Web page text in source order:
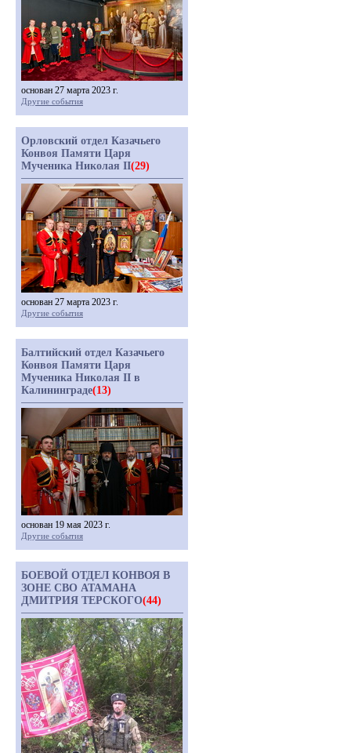
основан 27 марта 2023 г.
Другие события
Орловский отдел Казачьего
Конвоя Памяти Царя
Мученика Николая II(29)
основан 27 марта 2023 г.
Другие события
Балтийский отдел Казачьего
Конвоя Памяти Царя
Мученика Николая II в
Калининграде(13)
основан 19 мая 2023 г.
Другие события
БОЕВОЙ ОТДЕЛ КОНВОЯ В
ЗОНЕ СВО АТАМАНА
ДМИТРИЯ ТЕРСКОГО(44)